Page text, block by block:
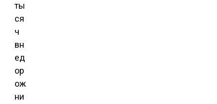
ты
ся
ч
вн
ед
ор
ож
ни